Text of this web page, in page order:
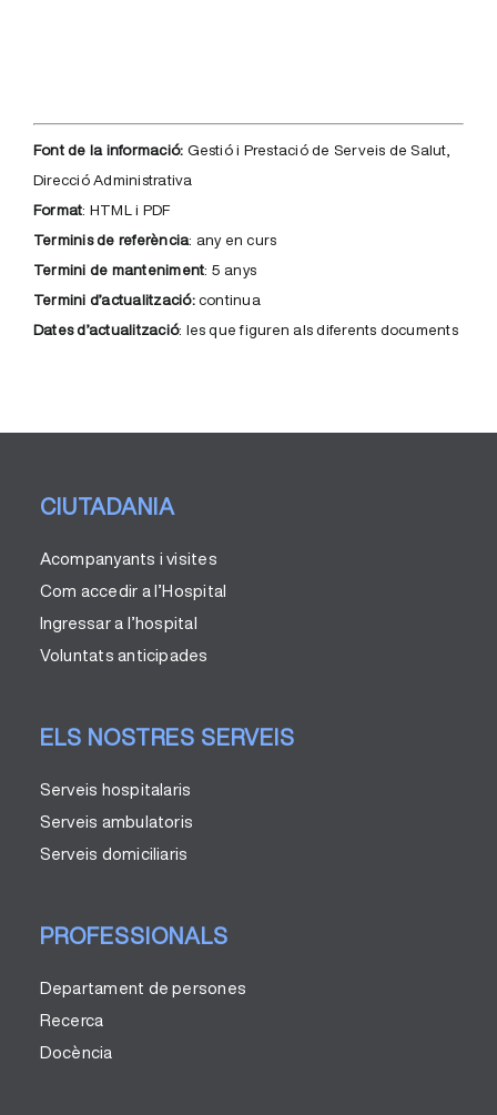
Font de la informació: Gestió i Prestació de Serveis de Salut,
Direcció Administrativa
Format: HTML i PDF
Terminis de referència: any en curs
Termini de manteniment: 5 anys
Termini d’actualització: continua
Dates d’actualització: les que figuren als diferents documents
CIUTADANIA
Acompanyants i visites
Com accedir a l’Hospital
Ingressar a l’hospital
Voluntats anticipades
ELS NOSTRES SERVEIS
Serveis hospitalaris
Serveis ambulatoris
Serveis domiciliaris
PROFESSIONALS
Departament de persones
Recerca
Docència